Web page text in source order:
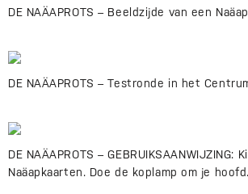
DE NAÄAPROTS – Beeldzijde van een
DE NAÄAPROTS – Testronde in het
DE NAÄAPROTS – GEBRUIKSAANWIJZING:
Naäapkaarten. Doe de koplamp om je hoofd.